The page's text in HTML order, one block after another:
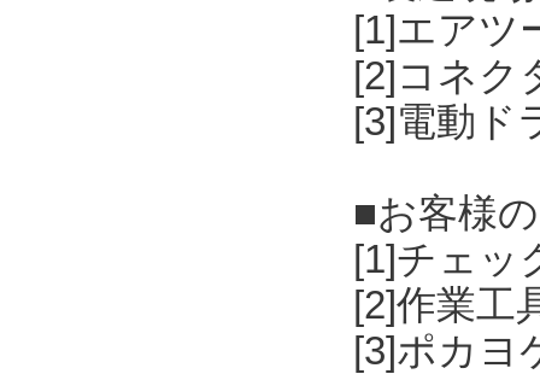
[1]エアツ
[2]コネク
[3]電動ド
■お客様
[1]チェッ
[2]作業工
[3]ポカヨ